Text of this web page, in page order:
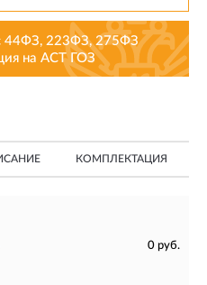
44ФЗ, 223ФЗ, 275ФЗ
на АСТ ГОЗ
КОМПЛЕКТАЦИЯ
0 руб.